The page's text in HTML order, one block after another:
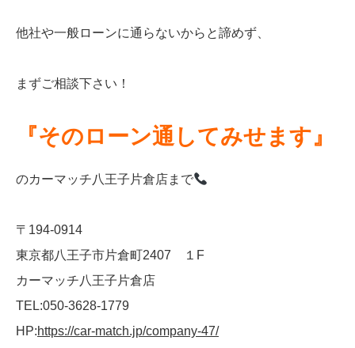
他社や一般ローンに通らないからと諦めず、
まずご相談下さい！
『そのローン通してみせます』
のカーマッチ八王子片倉店まで
〒194-0914
東京都八王子市片倉町2407 １F
カーマッチ八王子片倉店
TEL:050-3628-1779
HP:https://car-match.jp/company-47/